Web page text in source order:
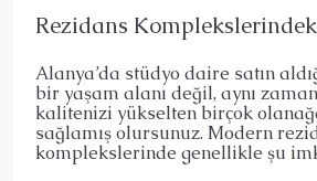
Rezidans
Alanya’da stüdyo daire satın
bir yaşam alanı değil, aynı
kalitenizi yükselten birçok
sağlamış olursunuz. Modern
komplekslerinde genellikle şu